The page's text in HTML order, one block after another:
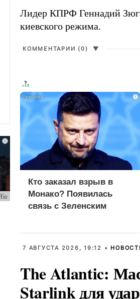
Лидер КПРФ Геннадий
киевского режима.
КОММЕНТАРИИ (0) ▼
i
Кто заказал взрыв в
Монако? Появилась
связь с Зеленским
7 АВГУСТА 2026, 19:12 •
The Atlantic:
Starlink для